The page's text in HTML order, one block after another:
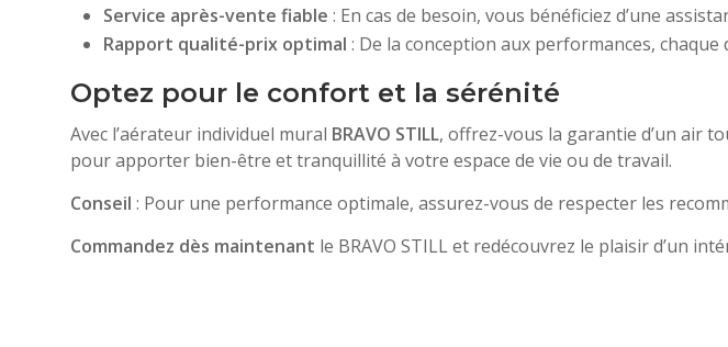
Service après-vente fiable : En cas de besoin, vous bénéficiez d’une
Rapport qualité-prix optimal : De la conception aux performances,
Optez pour le confort et la sérénité
Avec l’aérateur individuel mural BRAVO STILL, offrez-vous la garantie d’un air
pour apporter bien-être et tranquillité à votre espace de vie ou de travail.
Conseil : Pour une performance optimale, assurez-vous de respecter les
Commandez dès maintenant le BRAVO STILL et redécouvrez le plaisir d’un